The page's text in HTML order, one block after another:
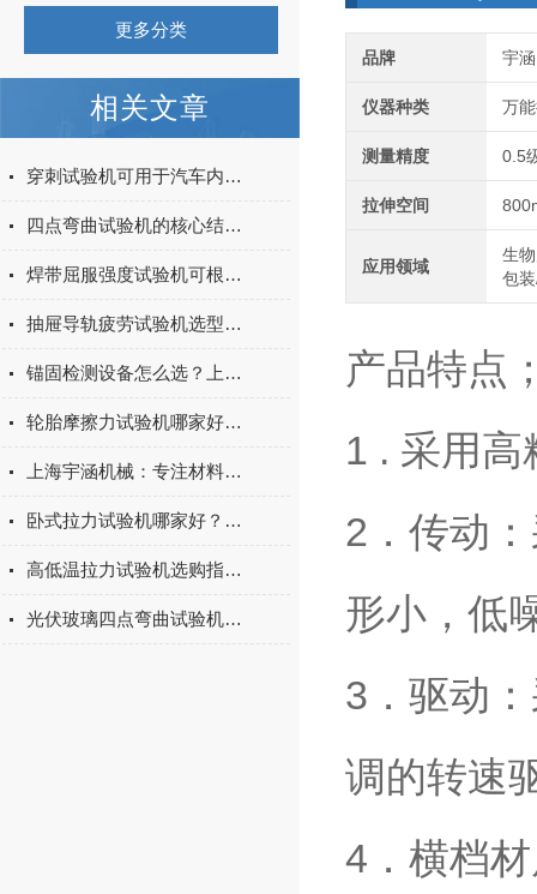
更多分类
相关文章
穿刺试验机可用于汽车内饰表皮、防撞缓冲材料得性能测试
四点弯曲试验机的核心结构与工作原理特点
焊带屈服强度试验机可根据不同标准和试验需求调整试验条件
抽屉导轨疲劳试验机选型指南：如何量化评估家具五金的耐用性
锚固检测设备怎么选？上海宇涵膨胀螺丝拉拔试验机品牌评测
轮胎摩擦力试验机哪家好？上海宇涵试验机综合评测
上海宇涵机械：专注材料力学检测，电池片拉力试验机助力光伏品质管控
卧式拉力试验机哪家好？2026年国产实力厂家实测推荐
高低温拉力试验机选购指南：聚焦上海宇涵的技术实力与可靠方案
光伏玻璃四点弯曲试验机的重要性
品牌 宇涵
仪器种类 万
测量精度 0.5
拉伸空间
应用领域
生
包
产品特点
1 . 采用
2．传动
形小，低
3．驱动
调的转速
4．横档